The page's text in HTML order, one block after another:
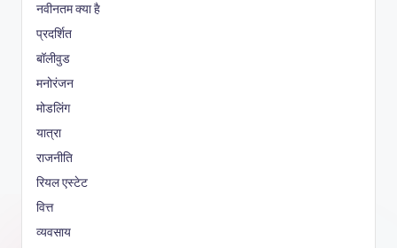
नवीनतम क्या है
प्रदर्शित
बॉलीवुड
मनोरंजन
मोडलिंग
यात्रा
राजनीति
रियल एस्टेट
वित्त
व्यवसाय